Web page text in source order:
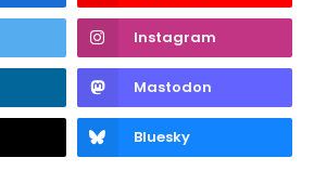
Instagram
Mastodon
Bluesky